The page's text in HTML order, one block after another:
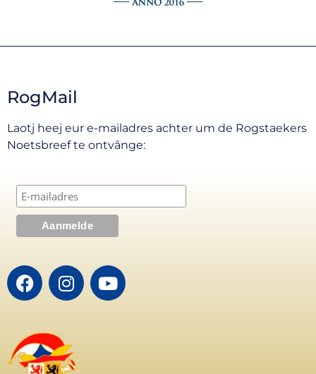
RogMail
Laotj heej eur e-mailadres achter um de Rogstaekers
Noetsbreef te ontvânge: